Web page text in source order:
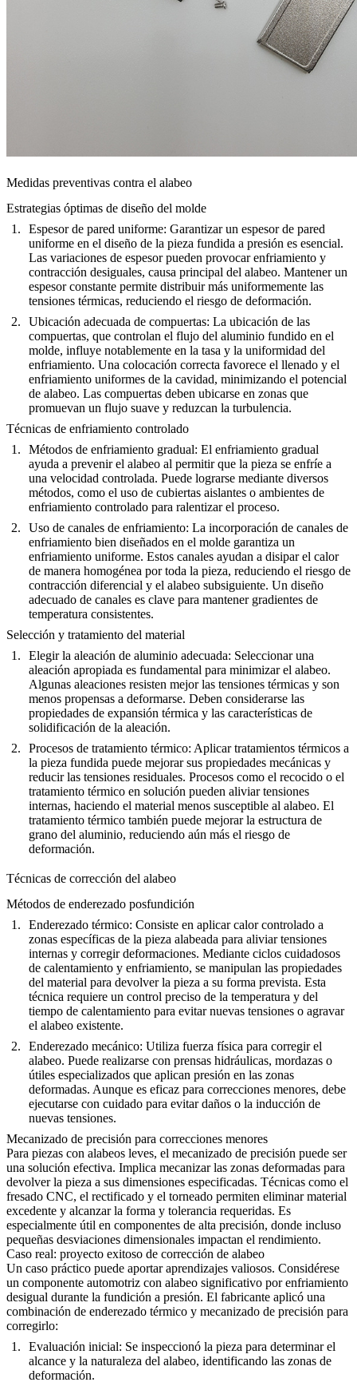
Medidas preventivas contra el alabeo
Estrategias óptimas de diseño del molde
Espesor de pared uniforme: Garantizar un espesor de pared
uniforme en el diseño de la pieza fundida a presión es esencial.
Las variaciones de espesor pueden provocar enfriamiento y
contracción desiguales, causa principal del alabeo. Mantener un
espesor constante permite distribuir más uniformemente las
tensiones térmicas, reduciendo el riesgo de deformación.
Ubicación adecuada de compuertas: La ubicación de las
compuertas, que controlan el flujo del aluminio fundido en el
molde, influye notablemente en la tasa y la uniformidad del
enfriamiento. Una colocación correcta favorece el llenado y el
enfriamiento uniformes de la cavidad, minimizando el potencial
de alabeo. Las compuertas deben ubicarse en zonas que
promuevan un flujo suave y reduzcan la turbulencia.
Técnicas de enfriamiento controlado
Métodos de enfriamiento gradual: El enfriamiento gradual
ayuda a prevenir el alabeo al permitir que la pieza se enfríe a
una velocidad controlada. Puede lograrse mediante diversos
métodos, como el uso de cubiertas aislantes o ambientes de
enfriamiento controlado para ralentizar el proceso.
Uso de canales de enfriamiento: La incorporación de canales de
enfriamiento bien diseñados en el molde garantiza un
enfriamiento uniforme. Estos canales ayudan a disipar el calor
de manera homogénea por toda la pieza, reduciendo el riesgo de
contracción diferencial y el alabeo subsiguiente. Un diseño
adecuado de canales es clave para mantener gradientes de
temperatura consistentes.
Selección y tratamiento del material
Elegir la aleación de aluminio adecuada: Seleccionar una
aleación apropiada es fundamental para minimizar el alabeo.
Algunas aleaciones resisten mejor las tensiones térmicas y son
menos propensas a deformarse. Deben considerarse las
propiedades de expansión térmica y las características de
solidificación de la aleación.
Procesos de tratamiento térmico: Aplicar tratamientos térmicos a
la pieza fundida puede mejorar sus propiedades mecánicas y
reducir las tensiones residuales. Procesos como el recocido o el
tratamiento térmico en solución pueden aliviar tensiones
internas, haciendo el material menos susceptible al alabeo. El
tratamiento térmico también puede mejorar la estructura de
grano del aluminio, reduciendo aún más el riesgo de
deformación.
Técnicas de corrección del alabeo
Métodos de enderezado posfundición
Enderezado térmico: Consiste en aplicar calor controlado a
zonas específicas de la pieza alabeada para aliviar tensiones
internas y corregir deformaciones. Mediante ciclos cuidadosos
de calentamiento y enfriamiento, se manipulan las propiedades
del material para devolver la pieza a su forma prevista. Esta
técnica requiere un control preciso de la temperatura y del
tiempo de calentamiento para evitar nuevas tensiones o agravar
el alabeo existente.
Enderezado mecánico: Utiliza fuerza física para corregir el
alabeo. Puede realizarse con prensas hidráulicas, mordazas o
útiles especializados que aplican presión en las zonas
deformadas. Aunque es eficaz para correcciones menores, debe
ejecutarse con cuidado para evitar daños o la inducción de
nuevas tensiones.
Mecanizado de precisión para correcciones menores
Para piezas con alabeos leves, el mecanizado de precisión puede ser
una solución efectiva. Implica mecanizar las zonas deformadas para
devolver la pieza a sus dimensiones especificadas. Técnicas como el
fresado CNC, el rectificado y el torneado permiten eliminar material
excedente y alcanzar la forma y tolerancia requeridas. Es
especialmente útil en componentes de alta precisión, donde incluso
pequeñas desviaciones dimensionales impactan el rendimiento.
Caso real: proyecto exitoso de corrección de alabeo
Un caso práctico puede aportar aprendizajes valiosos. Considérese
un componente automotriz con alabeo significativo por enfriamiento
desigual durante la fundición a presión. El fabricante aplicó una
combinación de enderezado térmico y mecanizado de precisión para
corregirlo:
Evaluación inicial: Se inspeccionó la pieza para determinar el
alcance y la naturaleza del alabeo, identificando las zonas de
deformación.